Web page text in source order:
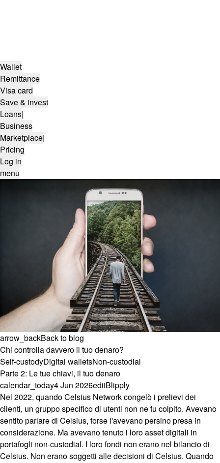
Wallet
Remittance
Visa card
Save & invest
Loans|
Business
Marketplace|
Pricing
Log in
menu
arrow_backBack to blog
Chi controlla davvero il tuo denaro?
Self-custodyDigital walletsNon-custodial
Parte 2: Le tue chiavi, il tuo denaro
calendar_today4 Jun 2026editBlipply
Nel 2022, quando Celsius Network congelò i prelievi dei
clienti, un gruppo specifico di utenti non ne fu colpito. Avevano
sentito parlare di Celsius, forse l'avevano persino presa in
considerazione. Ma avevano tenuto i loro asset digitali in
portafogli non-custodial. I loro fondi non erano nel bilancio di
Celsius. Non erano soggetti alle decisioni di Celsius. Quando